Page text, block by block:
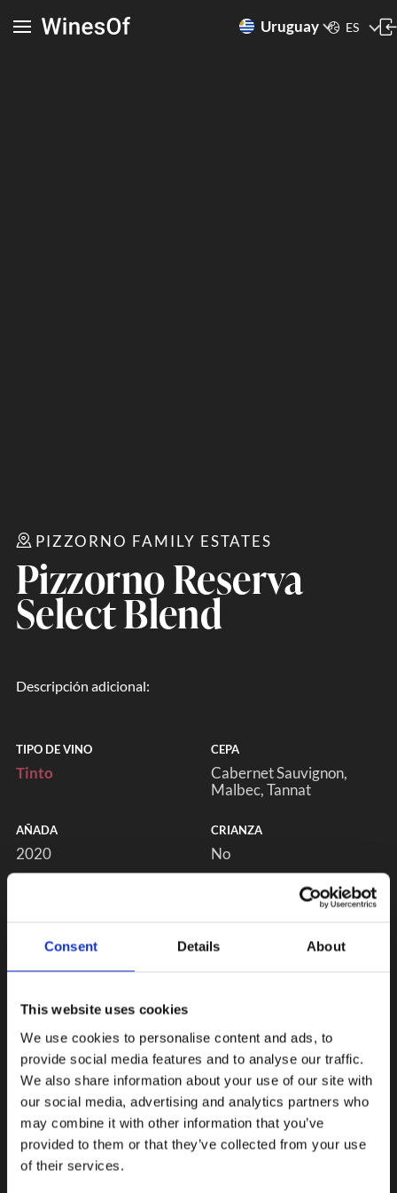
Consent Details About
This website uses cookies
We use cookies to personalise content and ads, to
provide social media features and to analyse our traffic.
We also share information about your use of our site with
our social media, advertising and analytics partners who
may combine it with other information that you’ve
provided to them or that they’ve collected from your use
of their services.
Uruguay ES
PIZZORNO FAMILY ESTATES
Pizzorno Reserva
Select Blend
Descripción adicional:
TIPO DE VINO
Tinto
CEPA
Cabernet Sauvignon
Malbec Tannat
AÑADA
2020
CRIANZA
No